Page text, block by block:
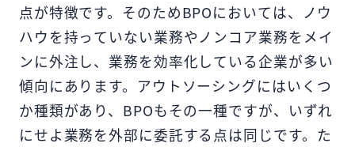
点が特徴です。そのためBPOにおいては、ノウ
ハウを持っていない業務やノンコア業務をメイ
ンに外注し、業務を効率化している企業が多い
傾向にあります。アウトソーシングにはいくつ
か種類があり、BPOもその一種ですが、いずれ
にせよ業務を外部に委託する点は同じです。た